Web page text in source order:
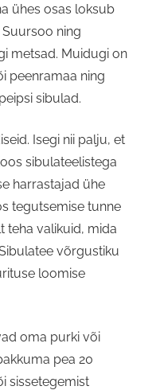
ühes osas loksub
ning
metsad. Muidugi on
peenramaa ning
sibulad.
Isegi nii palju, et
sibulateelistega
harrastajad ühe
tegutsemise tunne
teha valikuid, mida
võrgustiku
loomise
oma purki või
pea 20
sissetegemist